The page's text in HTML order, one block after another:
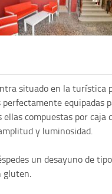
situado en la turística
equipadas
ellas compuestas por
y luminosidad.
un desayuno de
gluten.